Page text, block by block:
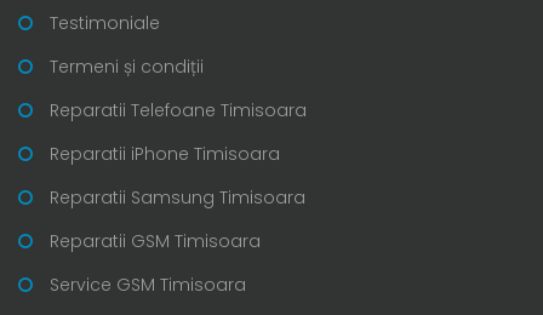
Testimoniale
Termeni și condiții
Reparatii Telefoane Timisoara
Reparatii iPhone Timisoara
Reparatii Samsung Timisoara
Reparatii GSM Timisoara
Service GSM Timisoara